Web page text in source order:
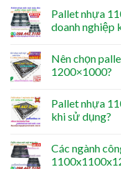
Pallet nhựa
doanh nghiệp
Nên chọn
1200×1000?
Pallet nhựa
khi sử dụng?
Các ngành